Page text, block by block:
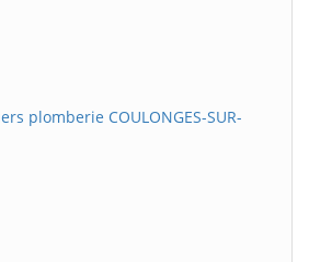
plomberie COULONGES-SUR-